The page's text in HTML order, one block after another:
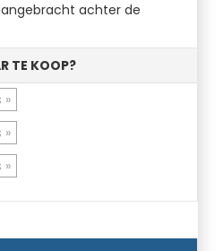
achter de
TE KOOP?
»
»
»